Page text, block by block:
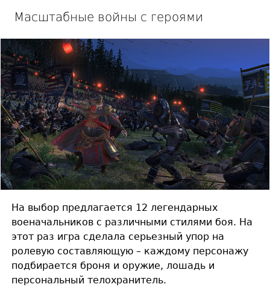
Масштабные войны с героями
На выбор предлагается 12 легендарных
военачальников с различными стилями боя. На
этот раз игра сделала серьезный упор на
ролевую составляющую – каждому персонажу
подбирается броня и оружие, лошадь и
персональный телохранитель.